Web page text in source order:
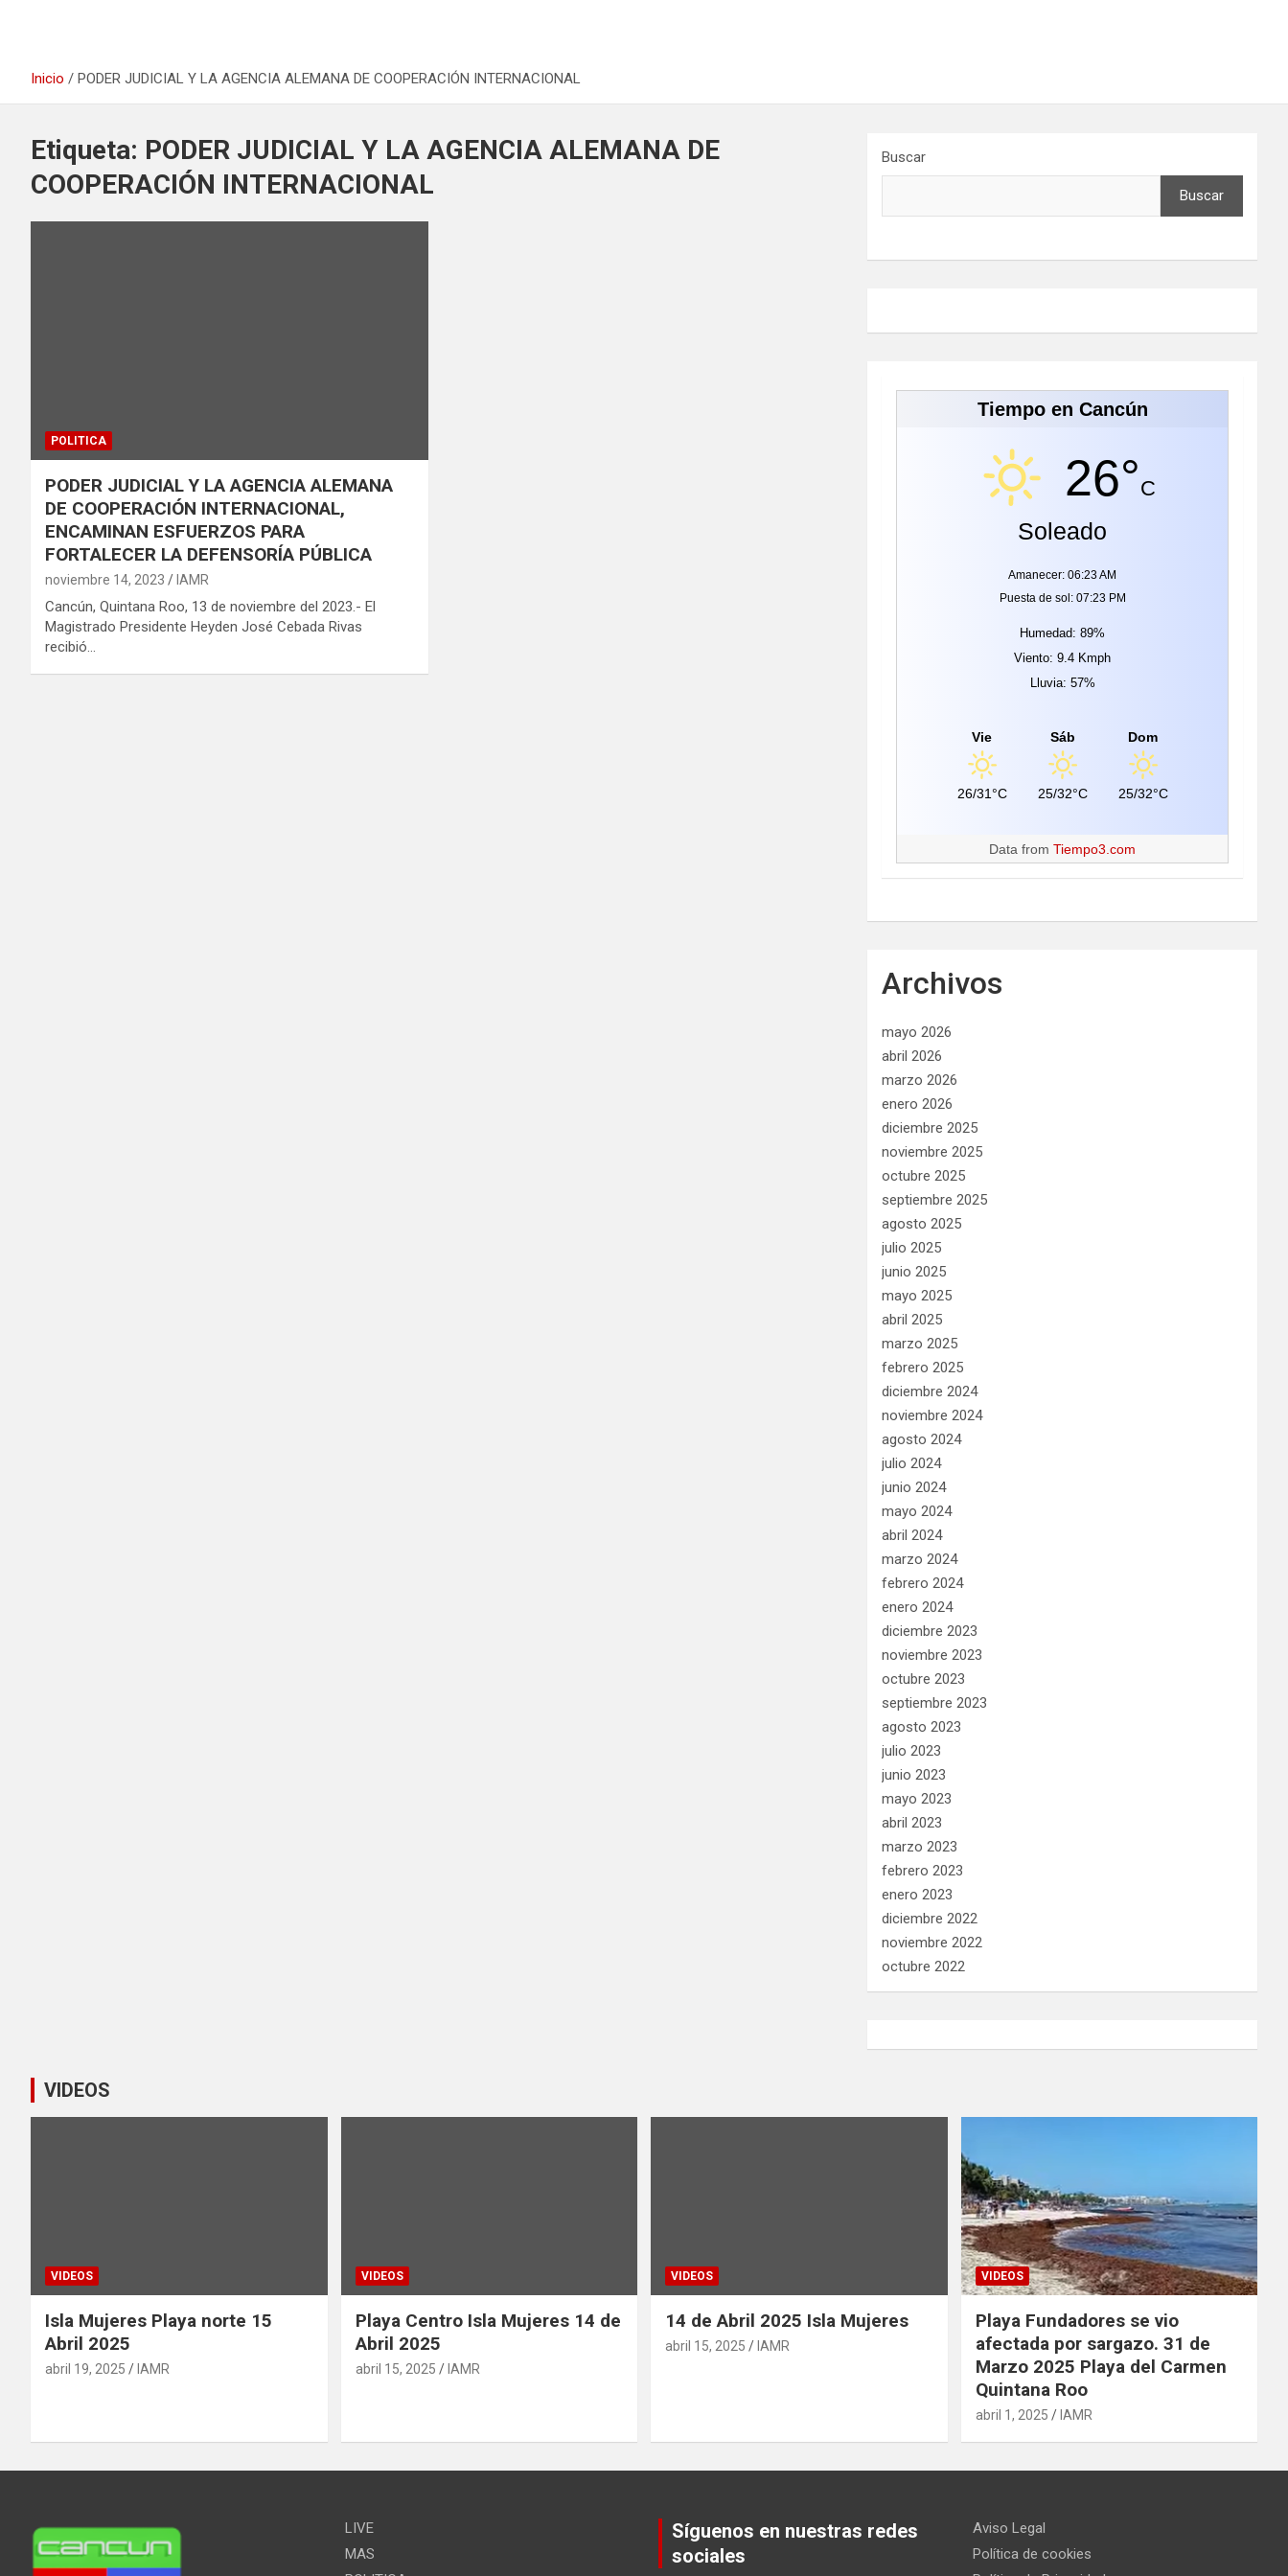
Inicio PODER JUDICIAL Y LA AGENCIA ALEMANA DE COOPERACIÓN INTERNACIONAL
Etiqueta: PODER JUDICIAL Y LA AGENCIA ALEMANA DE
COOPERACIÓN INTERNACIONAL
POLITICA
PODER JUDICIAL Y LA AGENCIA ALEMANA
DE COOPERACIÓN INTERNACIONAL,
ENCAMINAN ESFUERZOS PARA
FORTALECER LA DEFENSORÍA PÚBLICA
noviembre 14, 2023 IAMR
Cancún, Quintana Roo, 13 de noviembre del 2023.- El
Magistrado Presidente Heyden José Cebada Rivas
recibió…
Buscar
Buscar
Tiempo en Cancún
26°C
Soleado
Amanecer: 06:23 AM
Puesta de sol: 07:23 PM
Humedad: 89%
Viento: 9.4 Kmph
Lluvia: 57%
Vie
26/31°C
Sáb
25/32°C
Dom
25/32°C
Data fromTiempo3.com
Archivos
mayo 2026
abril 2026
marzo 2026
enero 2026
diciembre 2025
noviembre 2025
octubre 2025
septiembre 2025
agosto 2025
julio 2025
junio 2025
mayo 2025
abril 2025
marzo 2025
febrero 2025
diciembre 2024
noviembre 2024
agosto 2024
julio 2024
junio 2024
mayo 2024
abril 2024
marzo 2024
febrero 2024
enero 2024
diciembre 2023
noviembre 2023
octubre 2023
septiembre 2023
agosto 2023
julio 2023
junio 2023
mayo 2023
abril 2023
marzo 2023
febrero 2023
enero 2023
diciembre 2022
noviembre 2022
octubre 2022
VIDEOS
VIDEOS
Isla Mujeres Playa norte 15
Abril 2025
abril 19, 2025 IAMR
VIDEOS
Playa Centro Isla Mujeres 14 de
Abril 2025
abril 15, 2025 IAMR
VIDEOS
14 de Abril 2025 Isla Mujeres
abril 15, 2025 IAMR
VIDEOS
Playa Fundadores se vio
afectada por sargazo. 31 de
Marzo 2025 Playa del Carmen
Quintana Roo
abril 1, 2025 IAMR
LIVE
MAS
Síguenos en nuestras redes
sociales
Aviso Legal
Política de cookies